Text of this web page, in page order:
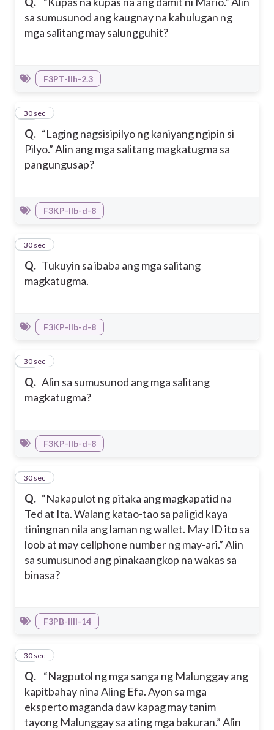
sa sumusunod ang kaugnay na kahulugan ng
mga salitang may salungguhit?
F3PT-IIh-2.3
Q. “Laging nagsisipilyo ng kaniyang ngipin si
Pilyo.” Alin ang mga salitang magkatugma sa
pangungusap?
22
30 sec
F3KP-IIb-d-8
Q. Tukuyin sa ibaba ang mga salitang
magkatugma.
23
30 sec
F3KP-IIb-d-8
Q. Alin sa sumusunod ang mga salitang
magkatugma?
24
30 sec
F3KP-IIb-d-8
Q. “Nakapulot ng pitaka ang magkapatid na
Ted at Ita. Walang katao-tao sa paligid kaya
tiningnan nila ang laman ng wallet. May ID ito sa
loob at may cellphone number ng may-ari.” Alin
sa sumusunod ang pinakaangkop na wakas sa
binasa?
25
30 sec
F3PB-IIIi-14
Q. “Nagputol ng mga sanga ng Malunggay ang
kapitbahay nina Aling Efa. Ayon sa mga
eksperto maganda daw kapag may tanim
tayong Malunggay sa ating mga bakuran.” Alin
26
30 sec